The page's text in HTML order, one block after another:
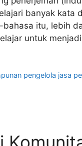
banyak kata
itu, lebih
untuk
pengelola jasa